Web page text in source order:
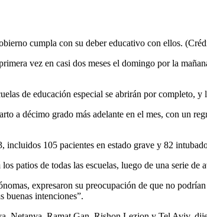
cumpla con su deber educativo con ellos.
vez en casi dos meses el domingo por la
de educación especial se abrirán por completo,
a décimo grado más adelante en el mes, con un
105 pacientes en estado grave y 82
patios de todas las escuelas, luego de una serie
expresaron su preocupación de que no
buenas intenciones”.